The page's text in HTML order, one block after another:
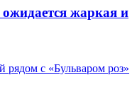
жаркая и